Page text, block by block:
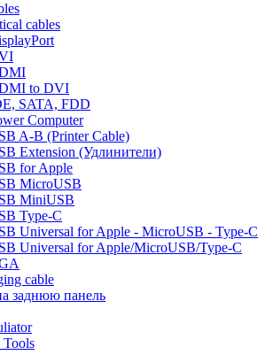
cables
to DVI
SATA, FDD
Computer
A-B (Printer Cable)
Extension (Удлинители)
for Apple
MicroUSB
MiniUSB
Type-C
Universal for Apple - MicroUSB - Type-C
Universal for Apple/MicroUSB/Type-C
cable
заднюю панель
Tools